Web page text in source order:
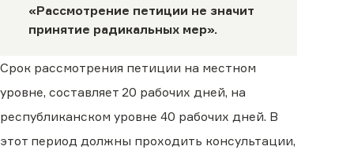
«Рассмотрение петиции не значит
принятие радикальных мер».
Срок рассмотрения петиции на местном
уровне, составляет 20 рабочих дней, на
республиканском уровне 40 рабочих дней. В
этот период должны проходить консультации,